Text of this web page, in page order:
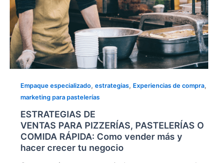
Empaque especializado, estrategias, Experiencias de compra,
marketing para pastelerías
ESTRATEGIAS DE
VENTAS PARA PIZZERÍAS, PASTELERÍAS O
COMIDA RÁPIDA: Como vender más y
hacer crecer tu negocio
crecer tu negocio